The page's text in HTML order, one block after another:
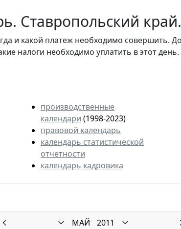
Ставропольский
и какой платеж необходимо совершить.
налоги необходимо уплатить в этот
производственные
календари (1998-2023)
правовой календарь
календарь статистической
отчетности
календарь кадровика
МАЙ
2011